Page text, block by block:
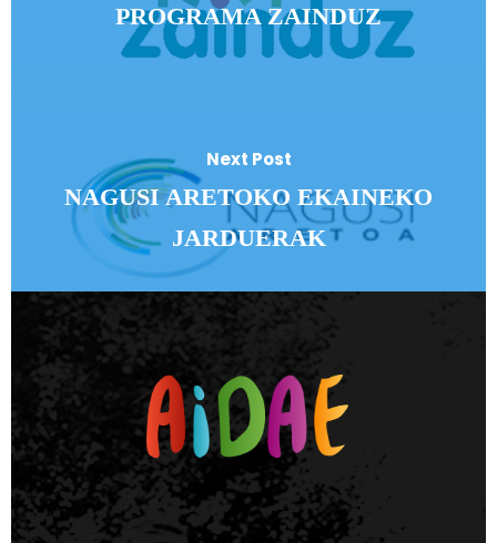
PROGRAMA ZAINDUZ
Next Post
NAGUSI ARETOKO EKAINEKO
JARDUERAK